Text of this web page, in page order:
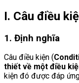
I. Câu điều
1. Định nghĩa
Câu điều kiện (
thiết về một điều
kiện đó được đáp